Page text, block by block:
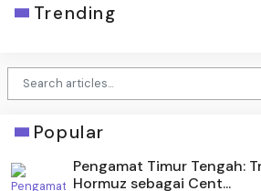
Trending
Popular
Pengamat Timur Tengah:
Hormuz sebagai Cent...